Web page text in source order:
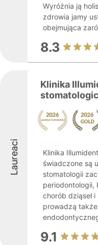
Wyróżnia ją
zdrowia jamy
obejmująca
8.3
Laureaci
Klinika
Klinika
świadczone są
stomatologii
periodontologii,
chorób dziąseł
prowadzą
9.1